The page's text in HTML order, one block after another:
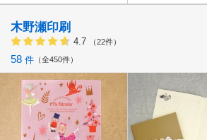
木野瀬印刷
4.7 （22件）
58 件 全450件